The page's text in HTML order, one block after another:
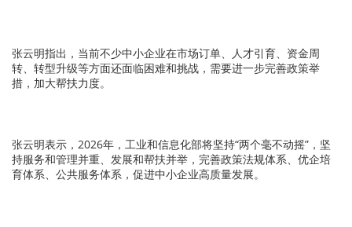
张云明指出，当前不少中小企业在市场订单、人才引育、资金周
转、转型升级等方面还面临困难和挑战，需要进一步完善政策举
措，加大帮扶力度。
张云明表示，2026年，工业和信息化部将坚持“两个毫不动摇”，坚
持服务和管理并重、发展和帮扶并举，完善政策法规体系、优企培
育体系、公共服务体系，促进中小企业高质量发展。